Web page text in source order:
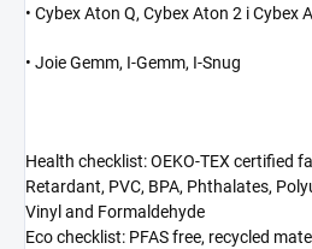
• Cybex Aton Q, Cybex Aton 2 i Cybex
• Joie Gemm, I-Gemm, I-Snug
Health checklist: OEKO-TEX certified
Retardant, PVC, BPA, Phthalates,
Vinyl and Formaldehyde
Eco checklist: PFAS free, recycled